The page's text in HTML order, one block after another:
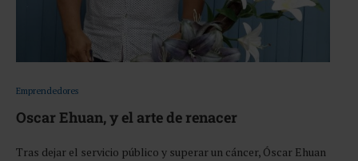
Emprendedores
Oscar Ehuan, y el arte de renacer
Tras dejar el servicio público y superar un cáncer, Óscar Ehuan